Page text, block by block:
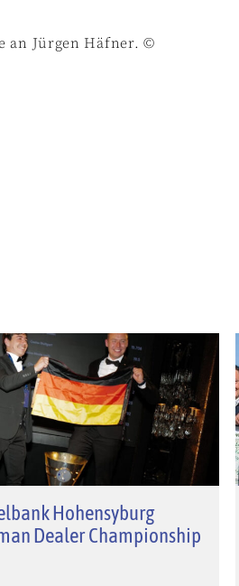
an Jürgen Häfner. ©
Hohensyburg
Dealer Championship